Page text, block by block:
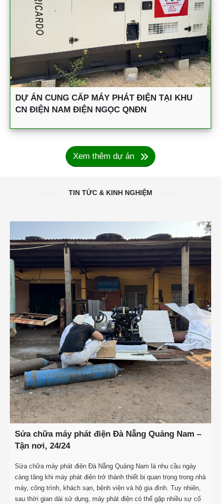
DỰ ÁN CUNG CẤP MÁY PHÁT ĐIỆN TẠI KHU
CN ĐIỆN NAM ĐIỆN NGỌC QNĐN
Xem thêm dự án
TIN TỨC & KINH NGHIỆM
Sửa chữa máy phát điện Đà Nẵng Quảng Nam –
Tận nơi, 24/24
Sửa chữa máy phát điện Đà Nẵng Quảng Nam là nhu cầu ngày
càng tăng khi máy phát điện trở thành thiết bị quan trọng trong nhà
máy, công trình, khách sạn, bệnh viện và hộ gia đình. Tuy nhiên,
sau thời gian dài sử dụng, máy phát điện có thể gặp nhiều sự cố